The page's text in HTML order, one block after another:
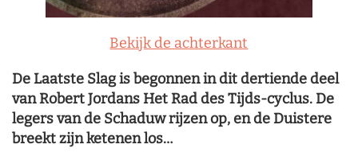
Bekijk de achterkant
De Laatste Slag is begonnen in dit dertiende deel
van Robert Jordans Het Rad des Tijds-cyclus. De
legers van de Schaduw rijzen op, en de Duistere
breekt zijn ketenen los…